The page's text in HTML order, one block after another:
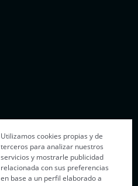
Utilizamos cookies propias y de
terceros para analizar nuestros
servicios y mostrarle publicidad
relacionada con sus preferencias
en base a un perfil elaborado a